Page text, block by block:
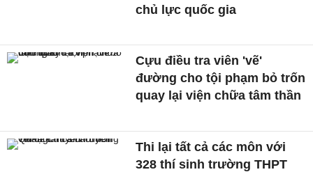
chủ lực quốc gia
Cựu điều tra viên 'vẽ'
đường cho tội phạm bỏ trốn
quay lại viện chữa tâm thần
Thi lại tất cả các môn với
328 thí sinh trường THPT